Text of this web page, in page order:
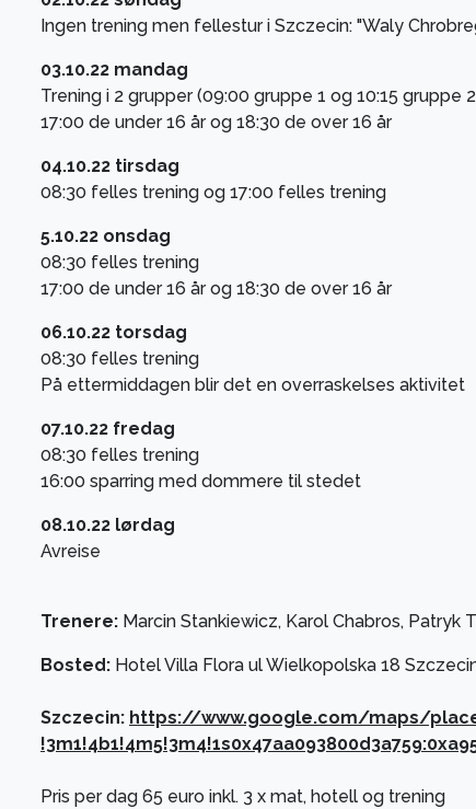
Ingen trening men fellestur i Szczecin: "Waly
03.10.22 mandag
Trening i 2 grupper (09:00 gruppe 1 og 10:15 gruppe
17:00 de under 16 år og 18:30 de over 16 år
04.10.22 tirsdag
08:30 felles trening og 17:00 felles trening
5.10.22 onsdag
08:30 felles trening
17:00 de under 16 år og 18:30 de over 16 år
06.10.22 torsdag
08:30 felles trening
På ettermiddagen blir det en overraskelses aktivitet
07.10.22 fredag
08:30 felles trening
16:00 sparring med dommere til stedet
08.10.22 lørdag
Avreise
Trenere: Marcin Stankiewicz, Karol Chabros, Patryk
Bosted: Hotel Villa Flora ul Wielkopolska 18
Szczecin: https://www.google.com/maps/place/
Pris per dag 65 euro inkl. 3 x mat, hotell og trening